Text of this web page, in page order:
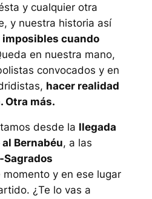
y cualquier otra
y nuestra historia así
imposibles cuando
en nuestra mano,
convocados y en
hacer realidad
Otra más.
desde la llegada
Bernabéu, a las
Sagrados
momento y en ese lugar
¿Te lo vas a